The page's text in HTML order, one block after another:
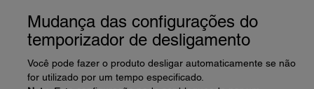
Mudança das configurações do
temporizador de desligamento
Você pode fazer o produto desligar automaticamente se não
for utilizado por um tempo especificado.